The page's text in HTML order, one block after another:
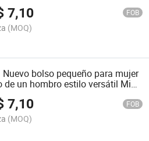
7,10 FOB
(MOQ)
Nuevo bolso pequeño para mujer
de un hombro estilo versátil Mini
de teléfono móvil
7,10 FOB
(MOQ)